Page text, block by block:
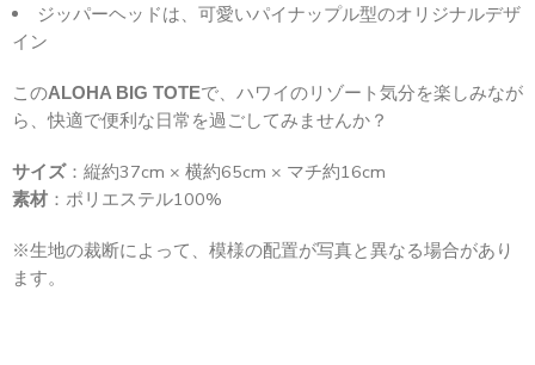
ジッパーヘッドは、可愛いパイナップル型のオリジナルデザ
イン
このALOHA BIG TOTEで、ハワイのリゾート気分を楽しみなが
ら、快適で便利な日常を過ごしてみませんか？
サイズ：縦約37cm × 横約65cm × マチ約16cm
素材 ：ポリエステル100%
※生地の裁断によって、模様の配置が写真と異なる場合があり
ます。